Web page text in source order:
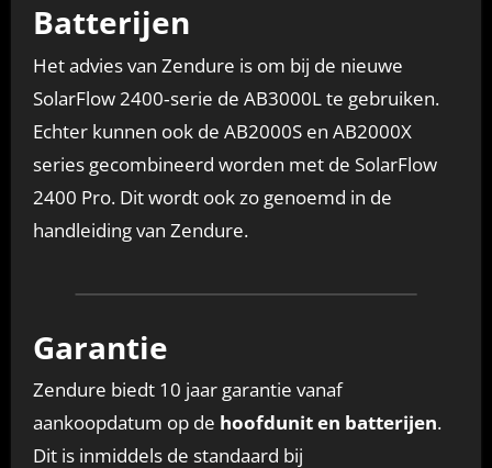
Batterijen
Het advies van Zendure is om bij de nieuwe
SolarFlow 2400‑serie de AB3000L te gebruiken.
Echter kunnen ook de AB2000S en AB2000X
series gecombineerd worden met de SolarFlow
2400 Pro. Dit wordt ook zo genoemd in de
handleiding van Zendure.
Garantie
Zendure biedt 10 jaar garantie vanaf
aankoopdatum op de hoofdunit en batterijen.
Dit is inmiddels de standaard bij